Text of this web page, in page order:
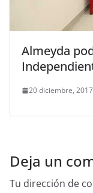
Almeyda
20 diciembre, 2017
Deja un
Tu dirección de